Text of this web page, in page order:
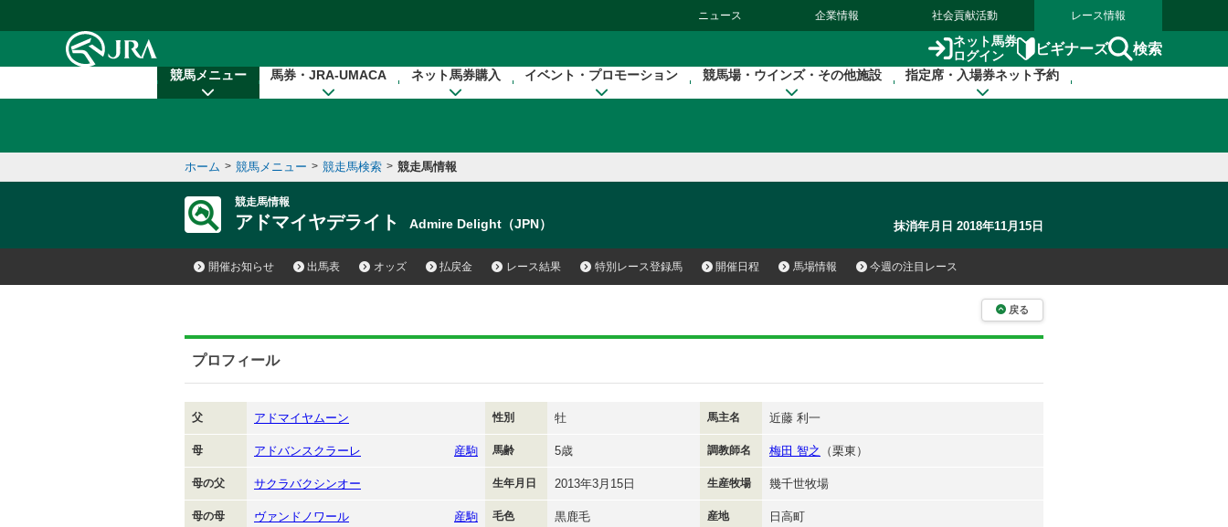
ニュース 企業情報 社会貢献活動 レース情報
ネット馬券
ログイン
ビギナーズ 検索
競馬メニュー 馬券・JRA-UMACA ネット馬券購入 イベント・プロモーション 競馬場・ウインズ・その他施設 指定席・入場券ネット予約
ホーム > 競馬メニュー > 競走馬検索 > 競走馬情報
競走馬情報
アドマイヤデライト Admire Delight（JPN） 抹消年月日 2018年11月15日
開催お知らせ 出馬表 オッズ 払戻金 レース結果 特別レース登録馬 開催日程 馬場情報 今週の注目レース
戻る
プロフィール
父 アドマイヤムーン 性別 牡 馬主名 近藤 利一
母 アドバンスクラーレ 産駒 馬齢 5歳 調教師名 梅田 智之 （栗東）
母の父 サクラバクシンオー 生年月日 2013年3月15日 生産牧場 幾千世牧場
母の母 ヴァンドノワール 産駒 毛色 黒鹿毛 産地 日高町